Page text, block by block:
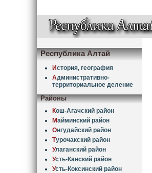
Республика Алтай
История, география
Административно-
территориальное деление
Районы
Кош-Агачский район
Майминский район
Онгудайский район
Турочакский район
Улаганский район
Усть-Канский район
Усть-Коксинский район